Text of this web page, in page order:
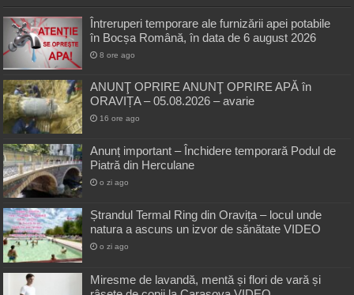
Întreruperi temporare ale furnizării apei potabile
în Bocșa Română, în data de 6 august 2026
8 ore ago
ANUNŢ OPRIRE ANUNŢ OPRIRE APĂ în
ORAVIȚA – 05.08.2026 – avarie
16 ore ago
Anunț important – Închidere temporară Podul de
Piatră din Herculane
o zi ago
Ștrandul Termal Ring din Oravița – locul unde
natura a ascuns un izvor de sănătate VIDEO
o zi ago
Miresme de lavandă, mentă și flori de vară și